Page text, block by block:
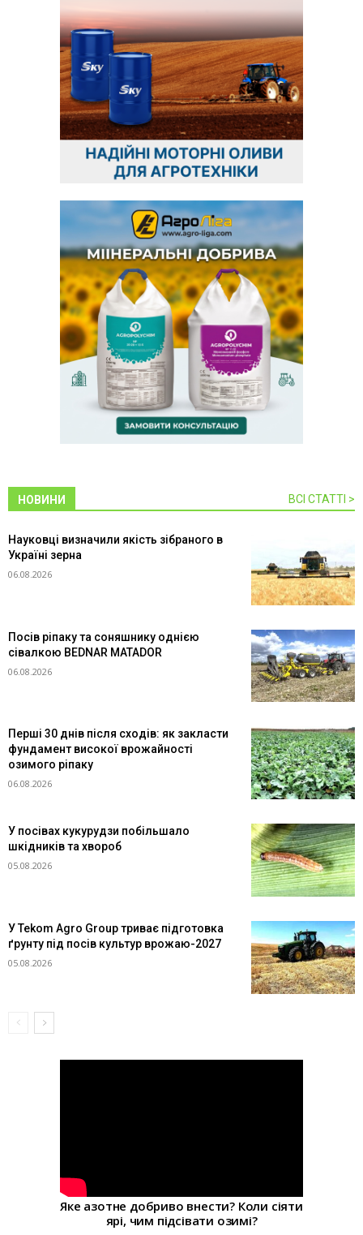
НОВИНИ ВСІ СТАТТІ >
Науковці визначили якість зібраного в
Україні зерна
06.08.2026
Посів ріпаку та соняшнику однією
сівалкою BEDNAR MATADOR
06.08.2026
Перші 30 днів після сходів: як закласти
фундамент високої врожайності
озимого ріпаку
06.08.2026
У посівах кукурудзи побільшало
шкідників та хвороб
05.08.2026
У Tekom Agro Group триває підготовка
ґрунту під посів культур врожаю-2027
05.08.2026
Яке азотне добриво внести? Коли сіяти
ярі, чим підсівати озимі?